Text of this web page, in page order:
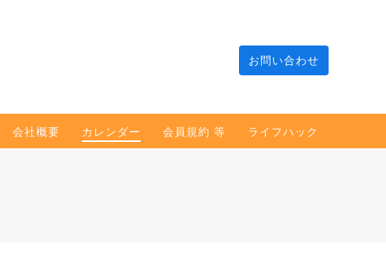
お問い合わせ
会社概要 カレンダー 会員規約 等 ライフハック